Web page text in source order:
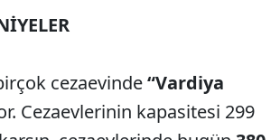
cezaevinde“Vardiya
Cezaevlerinin kapasitesi 299